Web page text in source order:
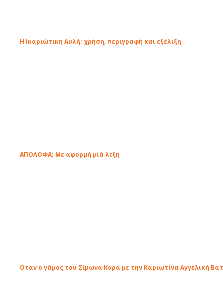
Η Ικαριώτικη Αυλή: χρήση, περιγραφή και εξέλιξη
ΑΠΟΛΟΦΑ: Με αφορμή μιά λέξη
Όταν ο γάμος του Σίμωνα Καρά με την Καριωτίνα Αγγελική